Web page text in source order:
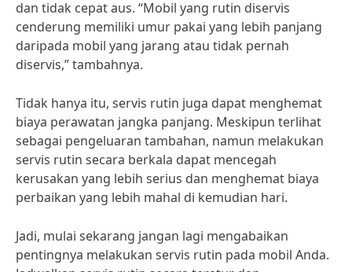
dan tidak cepat aus. “Mobil yang rutin diservis
cenderung memiliki umur pakai yang lebih panjang
daripada mobil yang jarang atau tidak pernah
diservis,” tambahnya.
Tidak hanya itu, servis rutin juga dapat menghemat
biaya perawatan jangka panjang. Meskipun terlihat
sebagai pengeluaran tambahan, namun melakukan
servis rutin secara berkala dapat mencegah
kerusakan yang lebih serius dan menghemat biaya
perbaikan yang lebih mahal di kemudian hari.
Jadi, mulai sekarang jangan lagi mengabaikan
pentingnya melakukan servis rutin pada mobil Anda.